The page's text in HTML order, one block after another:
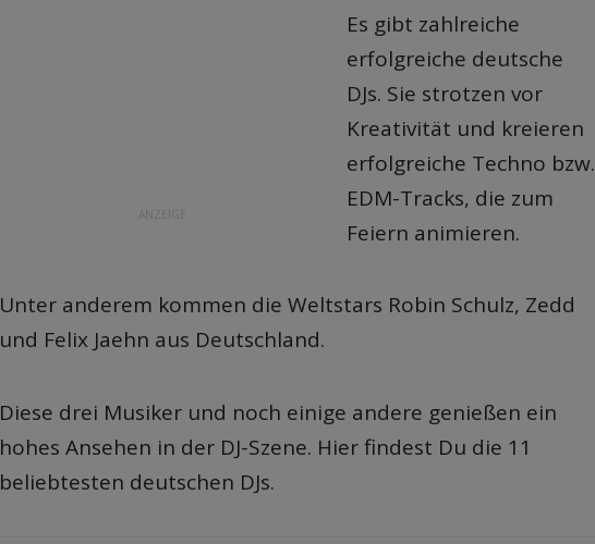
ANZEIGE
Es gibt zahlreiche
erfolgreiche deutsche
DJs. Sie strotzen vor
Kreativität und kreieren
erfolgreiche Techno bzw.
EDM-Tracks, die zum
Feiern animieren.
Unter anderem kommen die Weltstars Robin Schulz, Zedd
und Felix Jaehn aus Deutschland.
Diese drei Musiker und noch einige andere genießen ein
hohes Ansehen in der DJ-Szene. Hier findest Du die 11
beliebtesten deutschen DJs.